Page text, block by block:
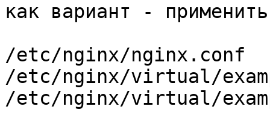
как вариант -
/etc/nginx/nginx.conf
/etc/nginx/virtual/
/etc/nginx/virtual/